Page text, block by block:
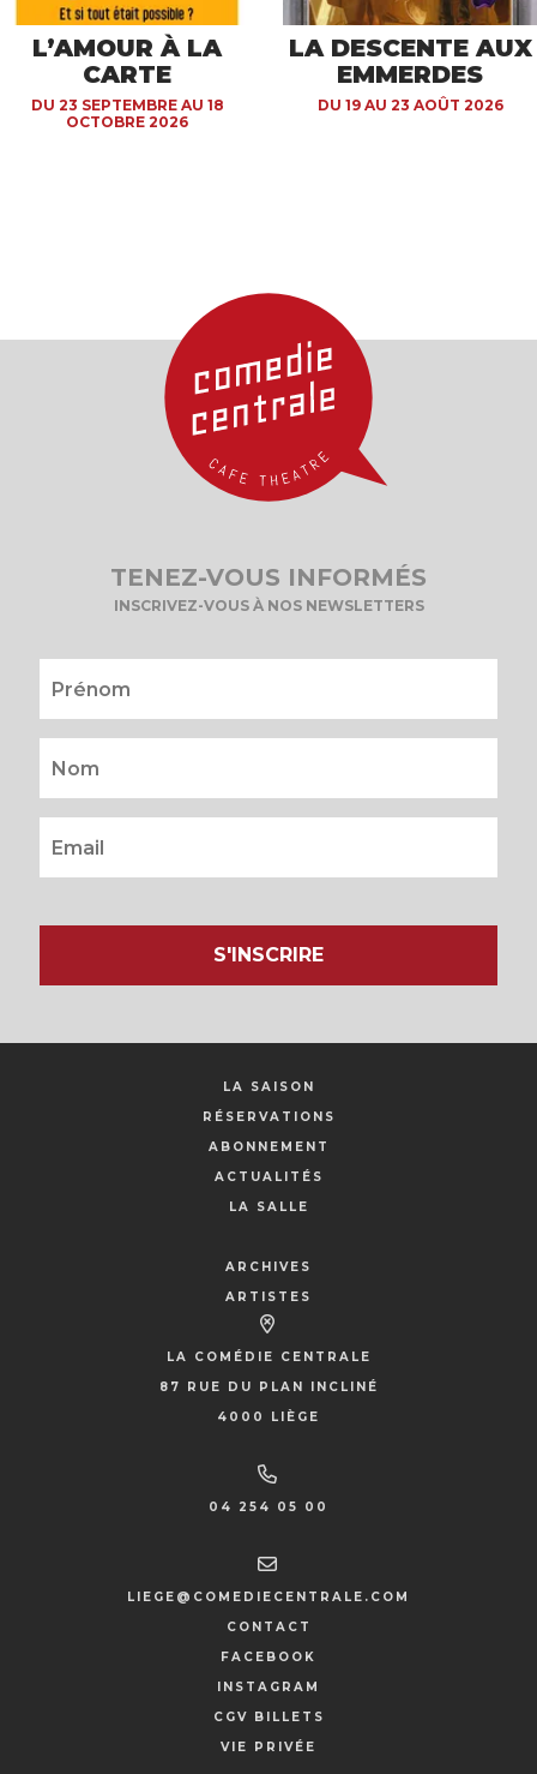
L’AMOUR À LA
CARTE
DU 23 SEPTEMBRE AU 18
OCTOBRE 2026
LA DESCENTE AUX
EMMERDES
DU 19 AU 23 AOÛT 2026
TENEZ-VOUS INFORMÉS
INSCRIVEZ-VOUS À NOS NEWSLETTERS
S'INSCRIRE
LA SAISON
RÉSERVATIONS
ABONNEMENT
ACTUALITÉS
LA SALLE
ARCHIVES
ARTISTES
LA COMÉDIE CENTRALE
87 RUE DU PLAN INCLINÉ
4000 LIÈGE
04 254 05 00
LIEGE@COMEDIECENTRALE.COM
CONTACT
FACEBOOK
INSTAGRAM
CGV BILLETS
VIE PRIVÉE